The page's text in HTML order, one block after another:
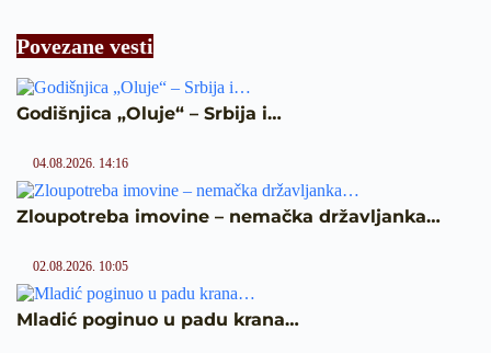
Povezane vesti
Godišnjica „Oluje“ – Srbija i…
04.08.2026. 14:16
Zloupotreba imovine – nemačka državljanka…
02.08.2026. 10:05
Mladić poginuo u padu krana…